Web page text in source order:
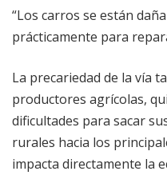
“Los carros se están
prácticamente para
La precariedad de la vía
productores agrícolas,
dificultades para sacar
rurales hacia los
impacta directamente la